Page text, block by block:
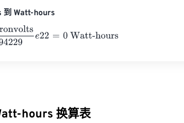
到 Watt-hours
2.24694229 22=0 Watt-hours
hours 换算表